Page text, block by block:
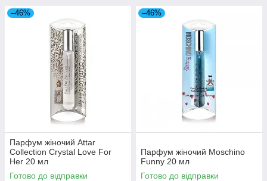
–46%
Парфум жіночий Attar
Collection Crystal Love For
Her 20 мл
Готово до відправки
–46%
Парфум жіночий Moschino
Funny 20 мл
Готово до відправки